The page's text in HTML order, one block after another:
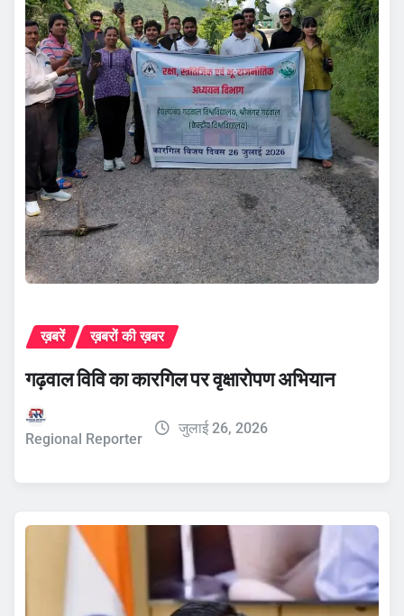
ख़बरें ख़बरों की ख़बर
गढ़वाल विवि का कारगिल पर वृक्षारोपण अभियान
Regional Reporter
जुलाई 26, 2026